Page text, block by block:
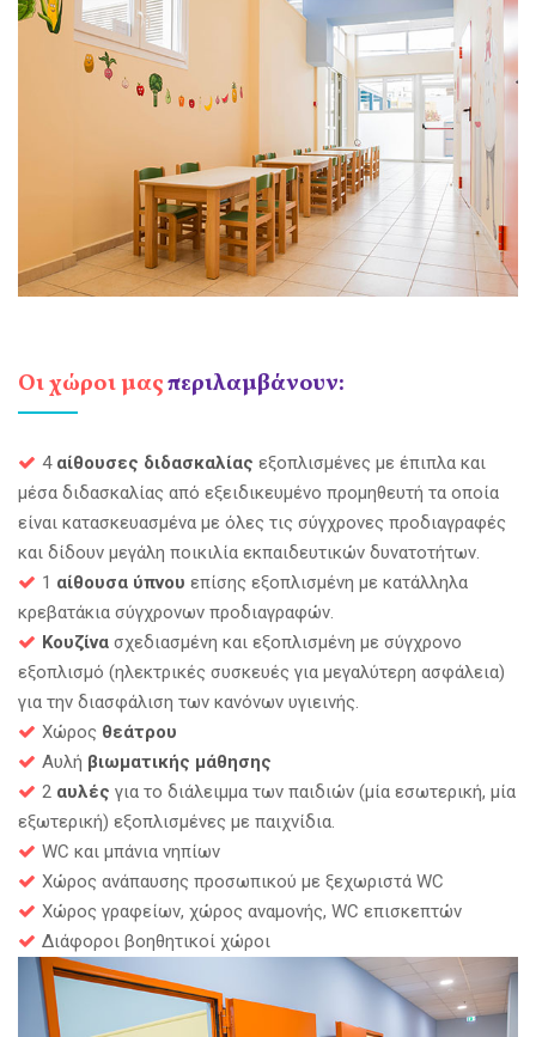
Οι χώροι μαςπεριλαμβάνουν:
4 αίθουσες διδασκαλίας εξοπλισμένες με έπιπλα και
μέσα διδασκαλίας από εξειδικευμένο προμηθευτή τα οποία
είναι κατασκευασμένα με όλες τις σύγχρονες προδιαγραφές
και δίδουν μεγάλη ποικιλία εκπαιδευτικών δυνατοτήτων.
1 αίθουσα ύπνου επίσης εξοπλισμένη με κατάλληλα
κρεβατάκια σύγχρονων προδιαγραφών.
Κουζίνα σχεδιασμένη και εξοπλισμένη με σύγχρονο
εξοπλισμό (ηλεκτρικές συσκευές για μεγαλύτερη ασφάλεια)
για την διασφάλιση των κανόνων υγιεινής.
Χώρος θεάτρου
Αυλή βιωματικής μάθησης
2 αυλές για το διάλειμμα των παιδιών (μία εσωτερική, μία
εξωτερική) εξοπλισμένες με παιχνίδια.
WC και μπάνια νηπίων
Χώρος ανάπαυσης προσωπικού με ξεχωριστά WC
Χώρος γραφείων, χώρος αναμονής, WC επισκεπτών
Διάφοροι βοηθητικοί χώροι